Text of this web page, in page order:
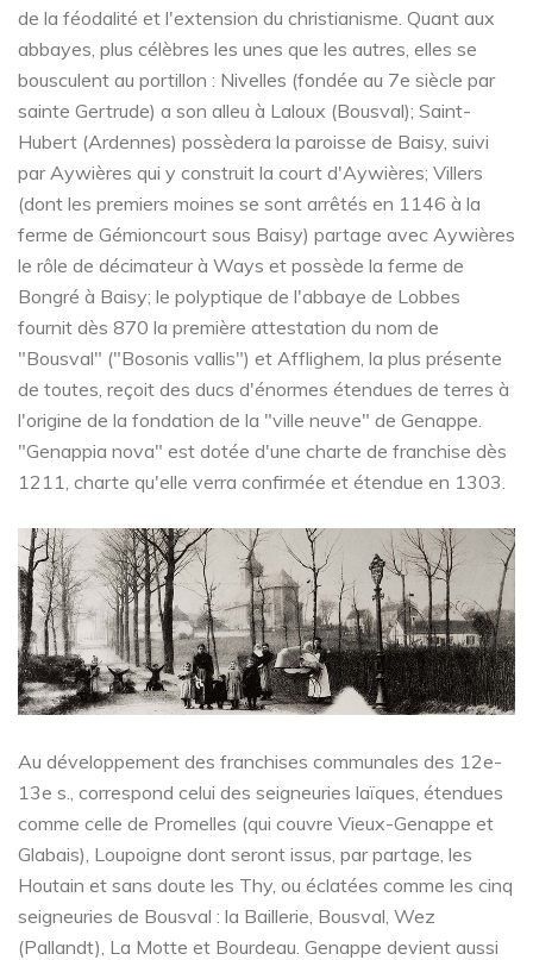
de la féodalité et l'extension du christianisme. Quant aux
abbayes, plus célèbres les unes que les autres, elles se
bousculent au portillon : Nivelles (fondée au 7e siècle par
sainte Gertrude) a son alleu à Laloux (Bousval); Saint-
Hubert (Ardennes) possèdera la paroisse de Baisy, suivi
par Aywières qui y construit la court d'Aywières; Villers
(dont les premiers moines se sont arrêtés en 1146 à la
ferme de Gémioncourt sous Baisy) partage avec Aywières
le rôle de décimateur à Ways et possède la ferme de
Bongré à Baisy; le polyptique de l'abbaye de Lobbes
fournit dès 870 la première attestation du nom de
"Bousval" ("Bosonis vallis") et Afflighem, la plus présente
de toutes, reçoit des ducs d'énormes étendues de terres à
l'origine de la fondation de la "ville neuve" de Genappe.
"Genappia nova" est dotée d'une charte de franchise dès
1211, charte qu'elle verra confirmée et étendue en 1303.
Au développement des franchises communales des 12e-
13e s., correspond celui des seigneuries laïques, étendues
comme celle de Promelles (qui couvre Vieux-Genappe et
Glabais), Loupoigne dont seront issus, par partage, les
Houtain et sans doute les Thy, ou éclatées comme les cinq
seigneuries de Bousval : la Baillerie, Bousval, Wez
(Pallandt), La Motte et Bourdeau. Genappe devient aussi